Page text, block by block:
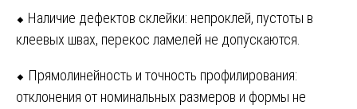
⬥ Наличие дефектов склейки: непроклей, пустоты в
клеевых швах, перекос ламелей не допускаются.
⬥ Прямолинейность и точность профилирования:
отклонения от номинальных размеров и формы не